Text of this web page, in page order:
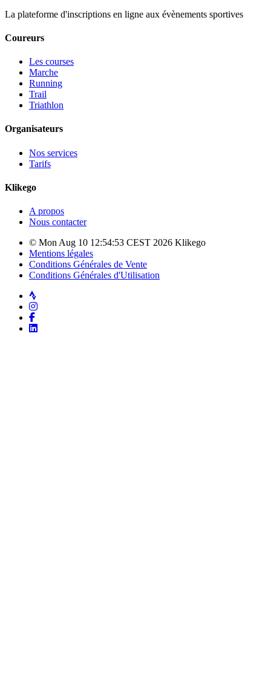
La plateforme d'inscriptions en ligne aux évènements sportives
Coureurs
Les courses
Marche
Running
Trail
Triathlon
Organisateurs
Nos services
Tarifs
Klikego
A propos
Nous contacter
© Mon Aug 10 12:54:53 CEST 2026 Klikego
Mentions légales
Conditions Générales de Vente
Conditions Générales d'Utilisation
Strava
Instagram
Facebook
LinkedIn